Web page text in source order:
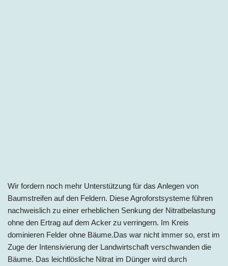
Wir fordern noch mehr Unterstützung für das Anlegen von
Baumstreifen auf den Feldern. Diese Agroforstsysteme führen
nachweislich zu einer erheblichen Senkung der Nitratbelastung
ohne den Ertrag auf dem Acker zu verringern. Im Kreis
dominieren Felder ohne Bäume.Das war nicht immer so, erst im
Zuge der Intensivierung der Landwirtschaft verschwanden die
Bäume. Das leichtlösliche Nitrat im Dünger wird durch